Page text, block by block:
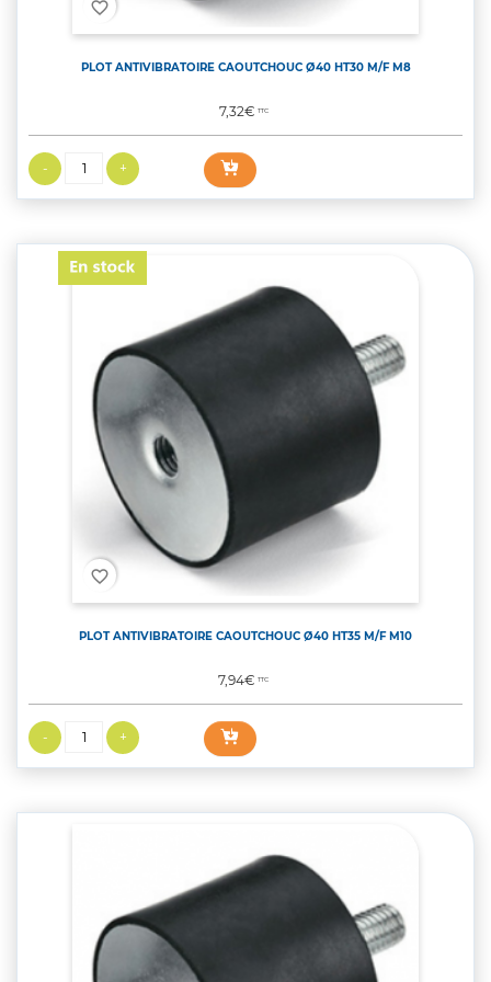
favorite_border
PLOT ANTIVIBRATOIRE CAOUTCHOUC Ø40 HT30 M/F M8
Prix
7,32€TTC
favorite_border
PLOT ANTIVIBRATOIRE CAOUTCHOUC Ø40 HT35 M/F M10
Prix
7,94€TTC